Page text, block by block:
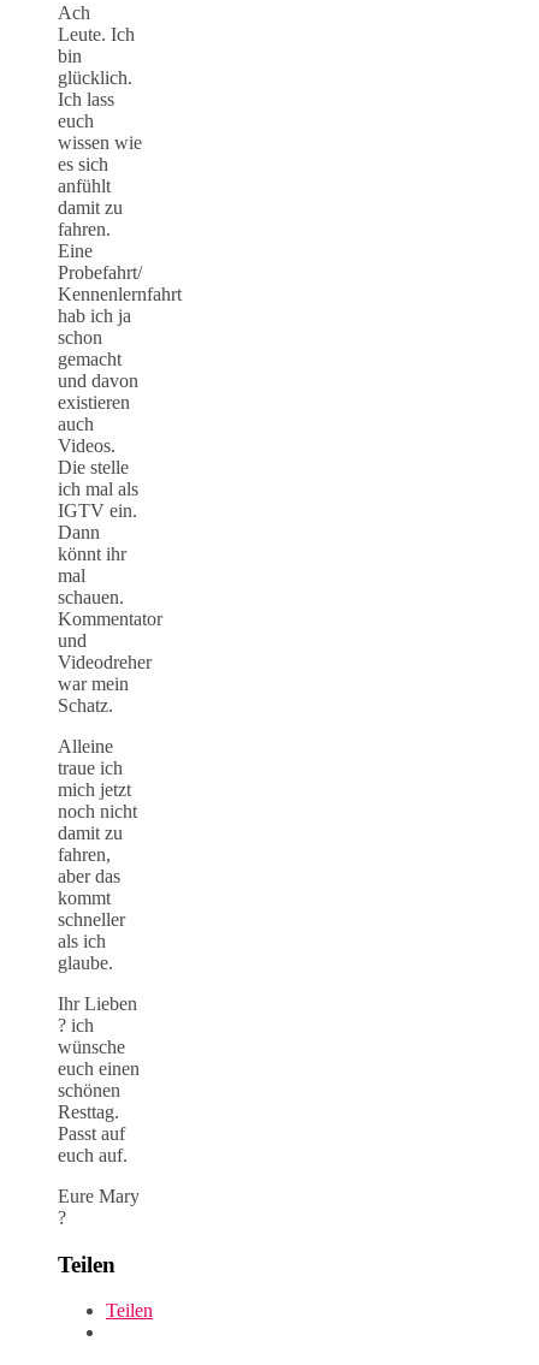
Ach
Leute. Ich
bin
glücklich.
Ich lass
euch
wissen wie
es sich
anfühlt
damit zu
fahren.
Eine
Probefahrt/
Kennenlernfahrt
hab ich ja
schon
gemacht
und davon
existieren
auch
Videos.
Die stelle
ich mal als
IGTV ein.
Dann
könnt ihr
mal
schauen.
Kommentator
und
Videodreher
war mein
Schatz.
Alleine
traue ich
mich jetzt
noch nicht
damit zu
fahren,
aber das
kommt
schneller
als ich
glaube.
Ihr Lieben
? ich
wünsche
euch einen
schönen
Resttag.
Passt auf
euch auf.
Eure Mary
?
Teilen
Teilen